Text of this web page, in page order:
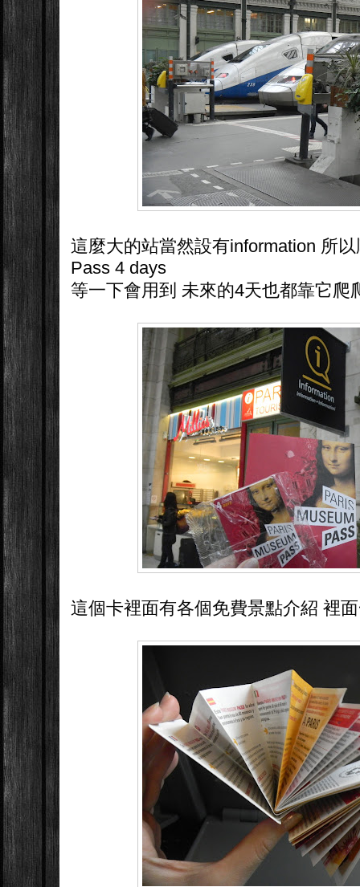
這麼大的站當然設有information 所
Pass 4 days
等一下會用到 未來的4天也都靠它爬
這個卡裡面有各個免費景點介紹 裡